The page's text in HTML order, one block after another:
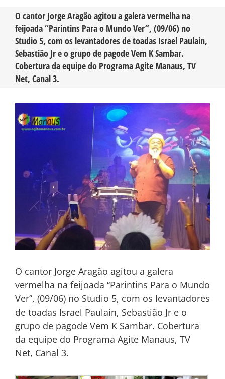
CONHEÇA O AMAZONAS
PUBLICIDADE
O cantor Jorge Aragão agitou a galera vermelha na
feijoada “Parintins Para o Mundo Ver”, (09/06) no
Studio 5, com os levantadores de toadas Israel Paulain,
Sebastião Jr e o grupo de pagode Vem K Sambar.
Cobertura da equipe do Programa Agite Manaus, TV
Net, Canal 3.
Larger
Image
O cantor Jorge Aragão agitou a galera
vermelha na feijoada “Parintins Para o Mundo
Ver”, (09/06) no Studio 5, com os levantadores
de toadas Israel Paulain, Sebastião Jr e o
grupo de pagode Vem K Sambar. Cobertura
da equipe do Programa Agite Manaus, TV
Net, Canal 3.